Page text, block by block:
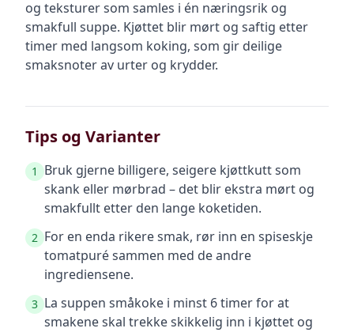
og teksturer som samles i én næringsrik og
smakfull suppe. Kjøttet blir mørt og saftig etter
timer med langsom koking, som gir deilige
smaksnoter av urter og krydder.
Tips og Varianter
1
Bruk gjerne billigere, seigere kjøttkutt som
skank eller mørbrad – det blir ekstra mørt og
smakfullt etter den lange koketiden.
2 For en enda rikere smak, rør inn en spiseskje
tomatpuré sammen med de andre
ingrediensene.
3 La suppen småkoke i minst 6 timer for at
smakene skal trekke skikkelig inn i kjøttet og